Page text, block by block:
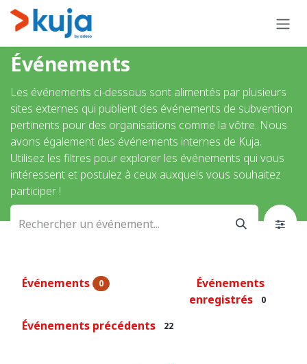
Se rendre au contenu
Événements
Les événements ci-dessous sont alimentés par plusieurs
sites externes qui publient des événements de subvention
pertinents pour des organisations comme la vôtre. Nous
avons également des événements internes de Kuja.
Utilisez les filtres pour explorer les événements qui vous
intéressent et postulez à ceux auxquels vous souhaitez
participer !
Événements 0
Événements
enregistrés
0
Événements précédents 22